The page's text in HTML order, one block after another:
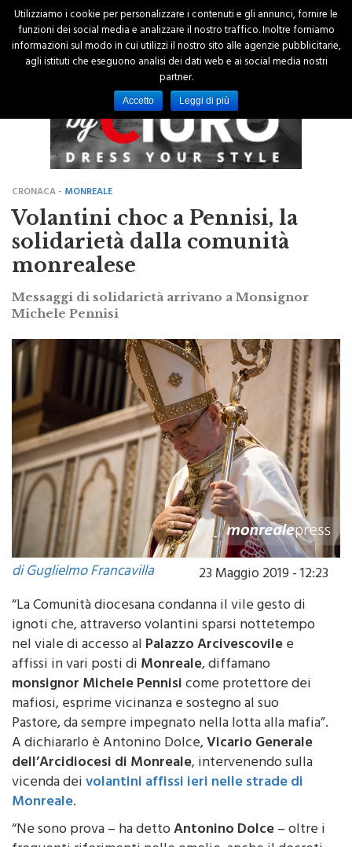
CRONACA - MONREALE
Volantini choc a Pennisi, la
solidarietà dalla comunità
monrealese
Messaggi di solidarietà arrivano a Monsignor
Michele Pennisi
di Guglielmo Francavilla
23 Maggio 2019 - 12:23
“La Comunità diocesana condanna il vile gesto di
ignoti che, attraverso volantini sparsi nottetempo
nel viale di accesso alPalazzo Arcivescovilee
affissi in vari posti diMonreale, diffamano
monsignor Michele Pennisicome protettore dei
mafiosi, esprime vicinanza e sostegno al suo
Pastore, da sempre impegnato nella lotta alla mafia”.
A dichiararlo è Antonino Dolce,Vicario Generale
dell’Arcidiocesi di Monreale, intervenendo sulla
vicenda deivolantini affissi ieri nelle strade di
Monreale.
“Ne sono prova – ha dettoAntonino Dolce– oltre i
Utilizziamo i cookie per personalizzare i contenuti e gli annunci, fornire le
funzioni dei social media e analizzare il nostro traffico. Inoltre forniamo
informazioni sul modo in cui utilizzi il nostro sito alle agenzie pubblicitarie,
agli istituti che eseguono analisi dei dati web e ai social media nostri
partner.
Accetto Leggi di più